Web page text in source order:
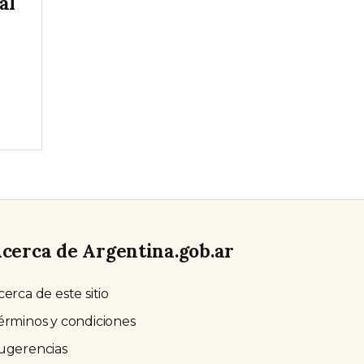
de Argentina.gob.ar
de este sitio
y condiciones